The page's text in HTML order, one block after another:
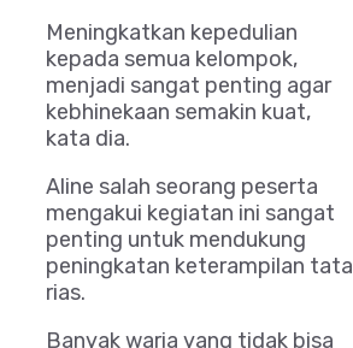
Meningkatkan kepedulian
kepada semua kelompok,
menjadi sangat penting agar
kebhinekaan semakin kuat,
kata dia.
Aline salah seorang peserta
mengakui kegiatan ini sangat
penting untuk mendukung
peningkatan keterampilan tata
rias.
Banyak waria yang tidak bisa